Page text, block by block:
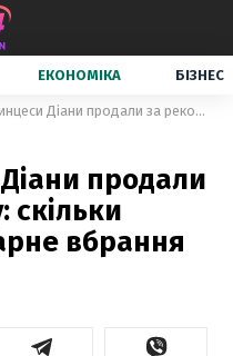
ЕКОНОМІКА БІЗНЕС
Сукню принцеси Діани продали за рекордну суму: скільки коштує її легендарне вбрання
продали
скільки
вбрання